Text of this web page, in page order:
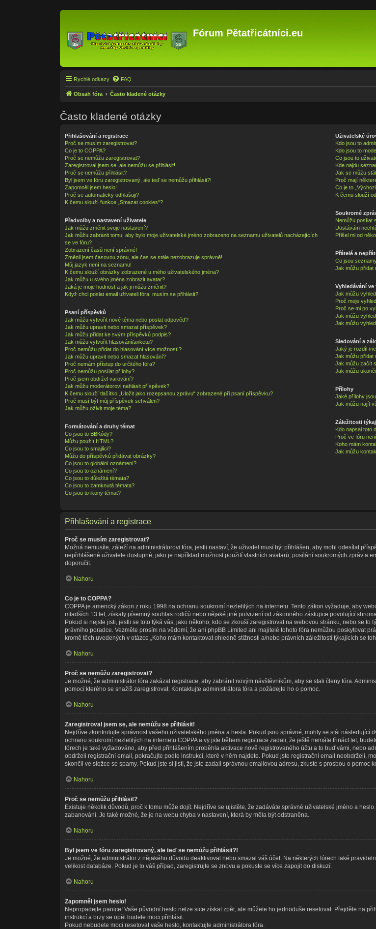
Fórum Pětatřicátníci.eu
Rychlé odkazy FAQ
Obsah fóra Často kladené otázky
Často kladené otázky
Přihlašování a registrace
Proč se musím zaregistrovat?
Co je to COPPA?
Proč se nemůžu zaregistrovat?
Zaregistroval jsem se, ale nemůžu se přihlásit!
Proč se nemůžu přihlásit?
Byl jsem ve fóru zaregistrovaný, ale teď se nemůžu přihlásit?!
Zapomněl jsem heslo!
Proč se automaticky odhlašuji?
K čemu slouží funkce „Smazat cookies“?
Předvolby a nastavení uživatele
Jak můžu změnit svoje nastavení?
Jak můžu zabránit tomu, aby bylo moje uživatelské jméno zobrazeno na seznamu uživatelů nacházejících
se ve fóru?
Zobrazení časů není správné!
Změnil jsem časovou zónu, ale čas se stále nezobrazuje správně!
Můj jazyk není na seznamu!
K čemu slouží obrázky zobrazené u mého uživatelského jména?
Jak můžu u svého jména zobrazit avatar?
Jaká je moje hodnost a jak ji můžu změnit?
Když chci poslat email uživateli fóra, musím se přihlásit?
Psaní příspěvků
Jak můžu vytvořit nové téma nebo poslat odpověď?
Jak můžu upravit nebo smazat příspěvek?
Jak můžu přidat ke svým příspěvků podpis?
Jak můžu vytvořit hlasování/anketu?
Proč nemůžu přidat do hlasování více možností?
Jak můžu upravit nebo smazat hlasování?
Proč nemám přístup do určitého fóra?
Proč nemůžu posílat přílohy?
Proč jsem obdržel varování?
Jak můžu moderátorovi nahlásit příspěvek?
K čemu slouží tlačítko „Uložit jako rozepsanou zprávu“ zobrazené při psaní příspěvku?
Proč musí být můj příspěvek schválen?
Jak můžu oživit moje téma?
Formátování a druhy témat
Co jsou to BBKódy?
Můžu použít HTML?
Co jsou to smajlíci?
Můžu do příspěvků přidávat obrázky?
Co jsou to globální oznámení?
Co jsou to oznámení?
Co jsou to důležitá témata?
Co jsou to zamknutá témata?
Co jsou to ikony témat?
Uživatelské
Kdo jsou to
Kdo jsou to
Co jsou to
Kde najdu
Jak se můžu
Proč mají
Co je to
K čemu slouží
Soukromé
Nemůžu posílat
Dostávám
Přišel mi od
Přátelé a
Co jsou
Jak můžu přidat
Vyhledávání ve
Jak můžu
Proč moje
Proč se mi po
Jak můžu
Jak můžu
Sledování a
Jaký je rozdíl
Jak můžu přidat
Jak můžu začít
Jak můžu
Přílohy
Jaké přílohy
Jak můžu najít
Záležitosti
Kdo napsal toto
Proč ve fóru
Koho mám
Jak můžu
Přihlašování a registrace
Proč se musím zaregistrovat?
Možná nemusíte, záleží na administrátorovi fóra, jestli nastaví, že uživatel musí být přihlášen, aby mohl odesílat
nepřihlášené uživatele dostupné, jako je například možnost použití vlastních avatarů, posílání soukromých zpráv a
doporučit.
Nahoru
Co je to COPPA?
COPPA je americký zákon z roku 1998 na ochranu soukromí nezletilých na internetu. Tento zákon vyžaduje, aby
mladších 13 let, získaly písemný souhlas rodičů nebo nějaké jiné potvrzení od zákonného zástupce povolující
Pokud si nejste jisti, jestli se toto týká vás, jako někoho, kdo se zkouší zaregistrovat na webovou stránku, nebo se
právního poradce. Vezměte prosím na vědomí, že ani phpBB Limited ani majitelé tohoto fóra nemůžou poskytovat
kromě těch uvedených v otázce „Koho mám kontaktovat ohledně stížnosti a/nebo právních záležitostí týkajících se
Nahoru
Proč se nemůžu zaregistrovat?
Je možné, že administrátor fóra zakázal registrace, aby zabránil novým návštěvníkům, aby se stali členy fóra.
pomocí kterého se snažíš zaregistrovat. Kontaktujte administrátora fóra a požádejte ho o pomoc.
Nahoru
Zaregistroval jsem se, ale nemůžu se přihlásit!
Nejdříve zkontrolujte správnost vašeho uživatelského jména a hesla. Pokud jsou správné, mohly se stát
ochranu soukromí nezletilých na internetu COPPA a vy jste během registrace zadali, že ještě nemáte třináct let,
fórech je také vyžadováno, aby před přihlášením proběhla aktivace nově registrovaného účtu a to buď vámi, nebo
obdrželi registrační email, pokračujte podle instrukcí, které v něm najdete. Pokud jste registrační email neobdrželi,
skončil ve složce se spamy. Pokud jste si jistí, že jste zadali správnou emailovou adresu, zkuste s prosbou o pomoc
Nahoru
Proč se nemůžu přihlásit?
Existuje několik důvodů, proč k tomu může dojít. Nejdříve se ujistěte, že zadáváte správné uživatelské jméno a
zabanováni. Je také možné, že je na webu chyba v nastavení, která by měla být odstraněna.
Nahoru
Byl jsem ve fóru zaregistrovaný, ale teď se nemůžu přihlásit?!
Je možné, že administrátor z nějakého důvodu deaktivoval nebo smazal váš účet. Na některých fórech také
velikost databáze. Pokud je to váš případ, zaregistrujte se znovu a pokuste se více zapojit do diskuzí.
Nahoru
Zapomněl jsem heslo!
Nepropadejte panice! Vaše původní heslo nelze sice získat zpět, ale můžete ho jednoduše resetovat. Přejděte na
instrukcí a brzy se opět budete moci přihlásit.
Pokud nebudete moci resetovat vaše heslo, kontaktujte administrátora fóra.